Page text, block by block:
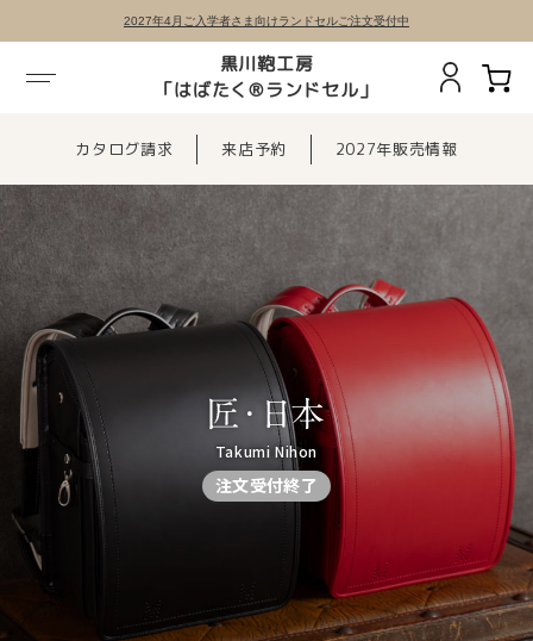
2027年4月ご入学者さま向けランドセルご注文受付中
黒川鞄工房
「はばたく®ランドセル」
カタログ請求 来店予約 2027年販売情報
Takumi Nihon
注文受付終了